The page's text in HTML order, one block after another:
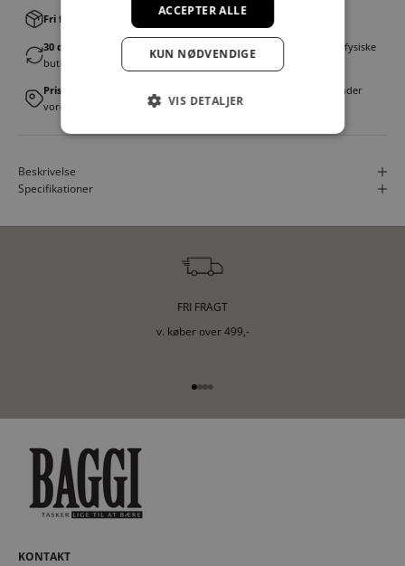
Fri fragt v. køb over 499,00 kr.│Levering 1-3 hverdage
30 dages fortrydelsesret│Byt eller returner gratis i en af vores fysiske
butikker
Prismatch
│Vi tilbyder landsdækkende prisgaranti. Læs mere under
vores FAQ
Beskrivelse
Specifikationer
FRI FRAGT
v. køber over 499,-
Gå til element 1
Gå til element 2
Gå til element 3
Gå til element 4
KONTAKT
ACCEPTER ALLE
KUN NØDVENDIGE
VIS DETALJER